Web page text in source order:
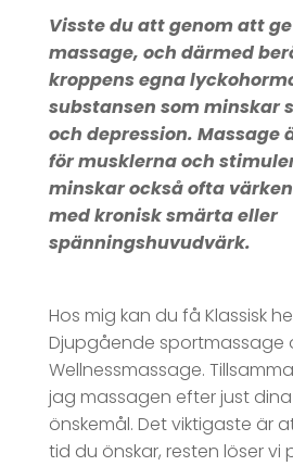
Visste du att genom att
massage, och därmed
kroppens egna
substansen som minskar
och depression. Massage
för musklerna och
minskar också ofta
med kronisk smärta eller
spänningshuvudvärk.
Hos mig kan du få Klassisk
Djupgående sportmassage
Wellnessmassage.
jag massagen efter just
önskemål. Det viktigaste är
tid du önskar, resten löser vi